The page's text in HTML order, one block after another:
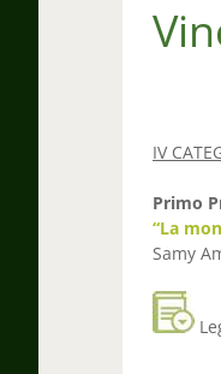
IV
Primo
“La
Samy